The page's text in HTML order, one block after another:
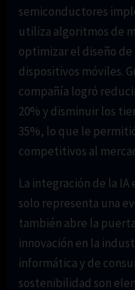
semiconductores
utiliza algoritmos de
optimizar el diseño
dispositivos móviles.
compañía logró
20% y disminuir los
35%, lo que le
competitivos al
La integración de la
solo representa una
también abre la
innovación en la
informática y de
sostenibilidad son